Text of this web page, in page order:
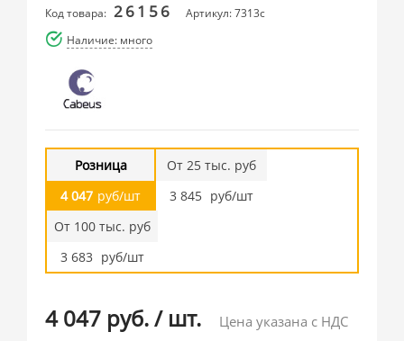
Код товара: 26156
Артикул: 7313c
Наличие: много
Розница
4 047 руб/шт
От 25 тыс. руб
3 845 руб/шт
От 100 тыс. руб
3 683 руб/шт
4 047 руб./ шт. Цена указана с НДС